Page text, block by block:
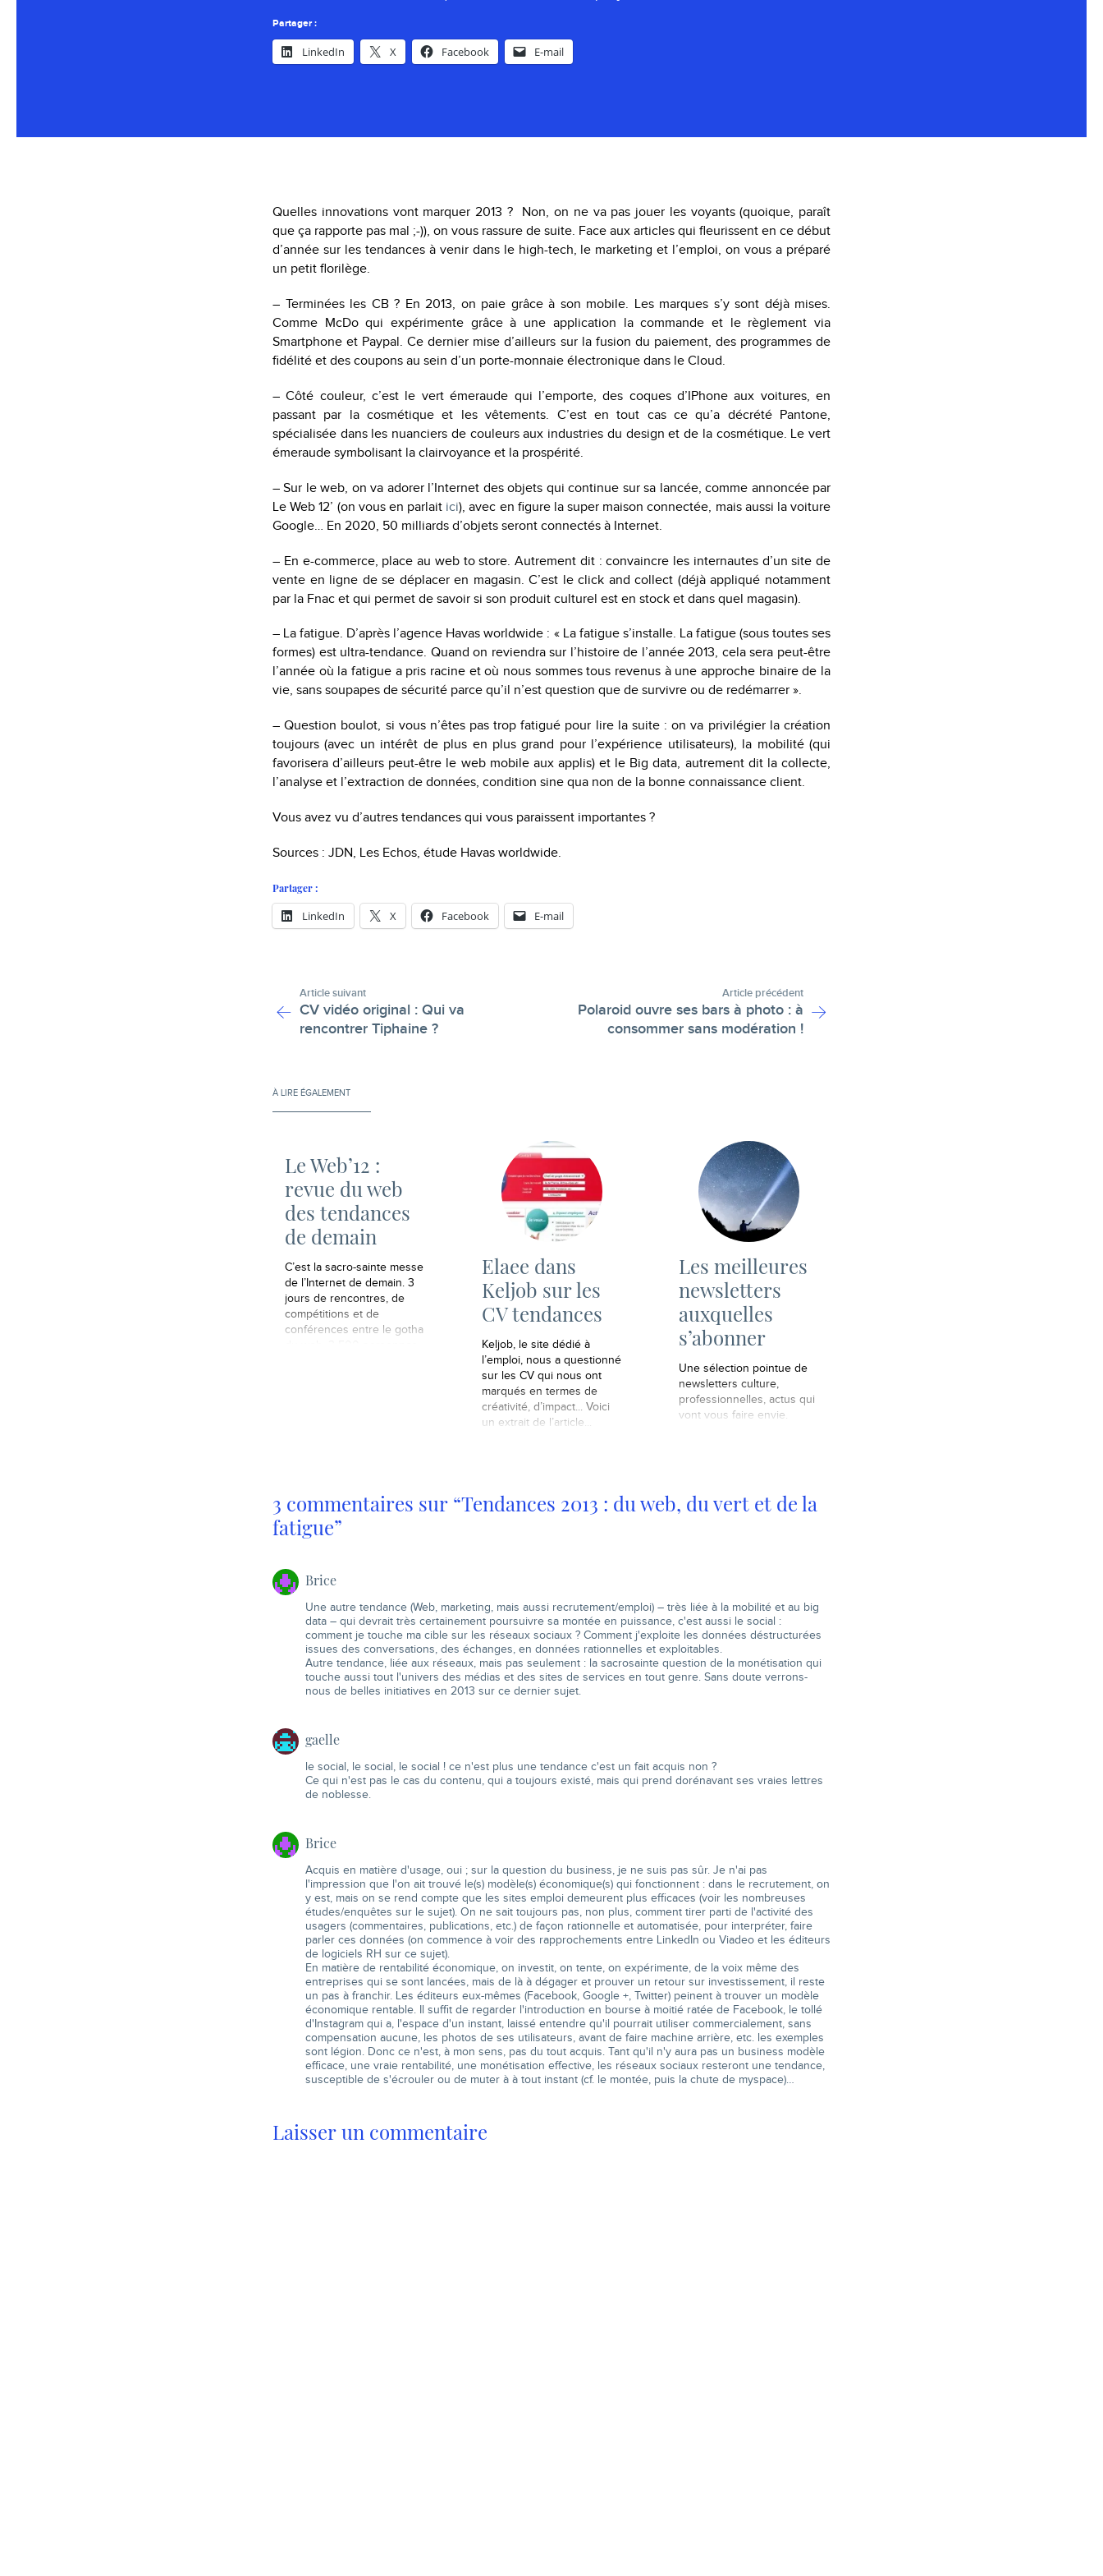
Partager :
LinkedIn X Facebook E-mail
Quelles innovations vont marquer 2013 ? Non, on ne va pas jouer les voyants (quoique, paraît
que ça rapporte pas mal ;-)), on vous rassure de suite. Face aux articles qui fleurissent en ce début
d’année sur les tendances à venir dans le high-tech, le marketing et l’emploi, on vous a préparé
un petit florilège.
– Terminées les CB ? En 2013, on paie grâce à son mobile. Les marques s’y sont déjà mises.
Comme McDo qui expérimente grâce à une application la commande et le règlement via
Smartphone et Paypal. Ce dernier mise d’ailleurs sur la fusion du paiement, des programmes de
fidélité et des coupons au sein d’un porte-monnaie électronique dans le Cloud.
– Côté couleur, c’est le vert émeraude qui l’emporte, des coques d’IPhone aux voitures, en
passant par la cosmétique et les vêtements. C’est en tout cas ce qu’a décrété Pantone,
spécialisée dans les nuanciers de couleurs aux industries du design et de la cosmétique. Le vert
émeraude symbolisant la clairvoyance et la prospérité.
– Sur le web, on va adorer l’Internet des objets qui continue sur sa lancée, comme annoncée par
Le Web 12’ (on vous en parlait ici), avec en figure la super maison connectée, mais aussi la voiture
Google… En 2020, 50 milliards d’objets seront connectés à Internet.
– En e-commerce, place au web to store. Autrement dit : convaincre les internautes d’un site de
vente en ligne de se déplacer en magasin. C’est le click and collect (déjà appliqué notamment
par la Fnac et qui permet de savoir si son produit culturel est en stock et dans quel magasin).
– La fatigue. D’après l’agence Havas worldwide : « La fatigue s’installe. La fatigue (sous toutes ses
formes) est ultra-tendance. Quand on reviendra sur l’histoire de l’année 2013, cela sera peut-être
l’année où la fatigue a pris racine et où nous sommes tous revenus à une approche binaire de la
vie, sans soupapes de sécurité parce qu’il n’est question que de survivre ou de redémarrer ».
– Question boulot, si vous n’êtes pas trop fatigué pour lire la suite : on va privilégier la création
toujours (avec un intérêt de plus en plus grand pour l’expérience utilisateurs), la mobilité (qui
favorisera d’ailleurs peut-être le web mobile aux applis) et le Big data, autrement dit la collecte,
l’analyse et l’extraction de données, condition sine qua non de la bonne connaissance client.
Vous avez vu d’autres tendances qui vous paraissent importantes ?
Sources : JDN, Les Echos, étude Havas worldwide.
Partager :
LinkedIn X Facebook E-mail
Article suivant
CV vidéo original : Qui va
rencontrer Tiphaine ?
Article précédent
Polaroid ouvre ses bars à photo : à
consommer sans modération !
À LIRE ÉGALEMENT
Le Web’12 :
revue du web
des tendances
de demain
C’est la sacro-sainte messe
de l’Internet de demain. 3
jours de rencontres, de
compétitions et de
conférences entre le gotha
Elaee dans
Keljob sur les
CV tendances
Keljob, le site dédié à
l’emploi, nous a questionné
sur les CV qui nous ont
marqués en termes de
créativité, d’impact... Voici
un extrait de l’article...
Les meilleures
newsletters
auxquelles
s’abonner
Une sélection pointue de
newsletters culture,
professionnelles, actus qui
vont vous faire envie.
3 commentaires sur “Tendances 2013 : du web, du vert et de la
fatigue”
Brice
Une autre tendance (Web, marketing, mais aussi recrutement/emploi) – très liée à la mobilité et au big
data – qui devrait très certainement poursuivre sa montée en puissance, c'est aussi le social :
comment je touche ma cible sur les réseaux sociaux ? Comment j'exploite les données déstructurées
issues des conversations, des échanges, en données rationnelles et exploitables.
Autre tendance, liée aux réseaux, mais pas seulement : la sacrosainte question de la monétisation qui
touche aussi tout l'univers des médias et des sites de services en tout genre. Sans doute verrons-
nous de belles initiatives en 2013 sur ce dernier sujet.
gaelle
le social, le social, le social ! ce n'est plus une tendance c'est un fait acquis non ?
Ce qui n'est pas le cas du contenu, qui a toujours existé, mais qui prend dorénavant ses vraies lettres
de noblesse.
Brice
Acquis en matière d'usage, oui ; sur la question du business, je ne suis pas sûr. Je n'ai pas
l'impression que l'on ait trouvé le(s) modèle(s) économique(s) qui fonctionnent : dans le recrutement, on
y est, mais on se rend compte que les sites emploi demeurent plus efficaces (voir les nombreuses
études/enquêtes sur le sujet). On ne sait toujours pas, non plus, comment tirer parti de l'activité des
usagers (commentaires, publications, etc.) de façon rationnelle et automatisée, pour interpréter, faire
parler ces données (on commence à voir des rapprochements entre LinkedIn ou Viadeo et les éditeurs
de logiciels RH sur ce sujet).
En matière de rentabilité économique, on investit, on tente, on expérimente, de la voix même des
entreprises qui se sont lancées, mais de là à dégager et prouver un retour sur investissement, il reste
un pas à franchir. Les éditeurs eux-mêmes (Facebook, Google +, Twitter) peinent à trouver un modèle
économique rentable. Il suffit de regarder l'introduction en bourse à moitié ratée de Facebook, le tollé
d'Instagram qui a, l'espace d'un instant, laissé entendre qu'il pourrait utiliser commercialement, sans
compensation aucune, les photos de ses utilisateurs, avant de faire machine arrière, etc. les exemples
sont légion. Donc ce n'est, à mon sens, pas du tout acquis. Tant qu'il n'y aura pas un business modèle
efficace, une vraie rentabilité, une monétisation effective, les réseaux sociaux resteront une tendance,
susceptible de s'écrouler ou de muter à à tout instant (cf. le montée, puis la chute de myspace)…
Laisser un commentaire